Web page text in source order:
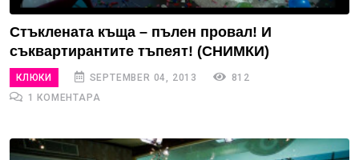
Стъклената къща – пълен провал! И
съквартирантите тъпеят! (СНИМКИ)
КЛЮКИ SEPTEMBER 04, 2013
812
1 КОМЕНТАРА